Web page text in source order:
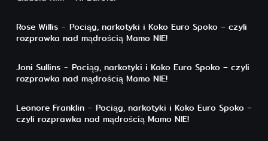
Rose Willis- Pociąg, narkotyki i Koko Euro Spoko – czyli
rozprawka nad mądrością Mamo NIE!
Joni Sullins- Pociąg, narkotyki i Koko Euro Spoko – czyli
rozprawka nad mądrością Mamo NIE!
Leonore Franklin- Pociąg, narkotyki i Koko Euro Spoko –
czyli rozprawka nad mądrością Mamo NIE!